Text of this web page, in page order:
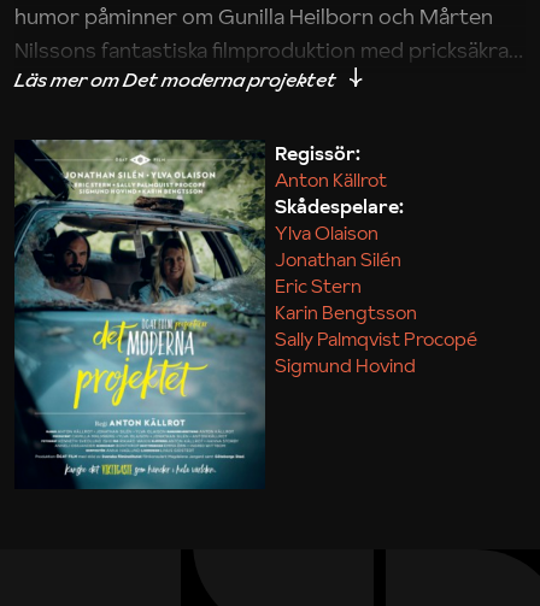
humor påminner om Gunilla Heilborn och Mårten
Nilssons fantastiska filmproduktion med pricksäkra
iakttagelser om hur svårt det kan vara att omsätta
Maja Kekonius
Regissör:
Anton Källrot
Skådespelare:
Ylva Olaison
Jonathan Silén
Eric Stern
Karin Bengtsson
Sally Palmqvist Procopé
Sigmund Hovind